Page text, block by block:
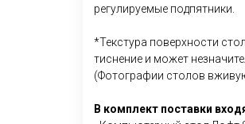
регулируемые подпятники.
*Текстура поверхности
тиснение и может
(Фотографии столов
В комплект поставки